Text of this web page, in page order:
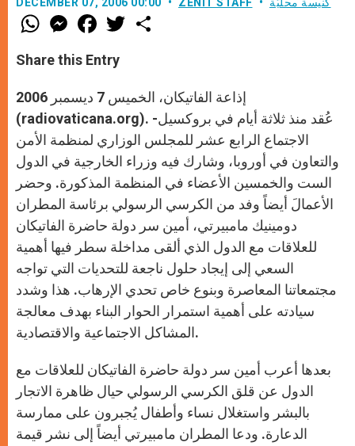
W
h
t
s
p
p
M
e
s
e
e
r
F
a
e
b
o
k
w
Share this Entry
إذاعة الفاتيكان، الخميس 7 ديسمبر 2006
(radiovaticana.org). -عُقد منذ ثلاثة أيام في بروكسيل
الاجتماع الرابع عشر للمجلس الوزاري لمنظمة الأمن
والتعاون في أوروبا، وشارك فيه وزراء الخارجية في الدول
الست والخمسين الأعضاء في المنظمة المذكورة. وحضر
الأعمالَ أيضاً وفد من الكرسي الرسولي برئاسة المطران
دومينيك مامبيرتي، أمين سر دولة حاضرة الفاتيكان
للعلاقات مع الدول الذي ألقى مداخلة سطر فيها أهمية
السعي إلى إيجاد حلول ناجعة للتحديات التي تواجه
مجتمعاتنا المعاصرة وبنوع خاص تحدي الإرهاب. هذا وشدد
سيادته على أهمية استمرار الحوار البناء بهدف معالجة
المشاكل الاجتماعية والاقتصادية.
بعدها أعرب أمين سر دولة حاضرة الفاتيكان للعلاقات مع
الدول عن قلق الكرسي الرسولي حيال ظاهرة الاتجار
بالبشر واستغلال نساء وأطفال يُجبرون على ممارسة
الدعارة. ودعا المطران مامبيرتي أيضاً إلى نشر قيمة